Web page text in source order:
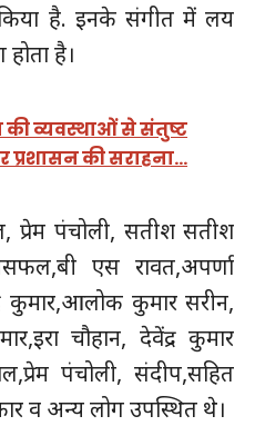
किया है. इनके संगीत में लय
है।
की व्यवस्थाओं से संतुष्ट
की सराहना…
प्रेम पंचोली, सतीश सतीश
एस रावत,अपर्णा
कुमार,आलोक कुमार सरीन,
चौहान, देवेंद्र कुमार
पंचोली, संदीप,सहित
व अन्य लोग उपस्थित थे।